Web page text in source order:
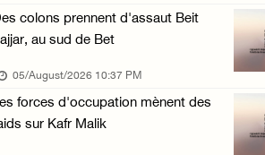
Bethléem: L'occupation boucle la zone des
05/August/2026 12:21 PM
73 381 morts et 174 231 blessés depuis le dé
05/August/2026 12:19 PM
L'occupation bombarde et cible différentes
colons prennent d'assaut Beit
au sud de Bet
05/August/2026 10:37 PM
forces d'occupation mènent des
sur Kafr Malik